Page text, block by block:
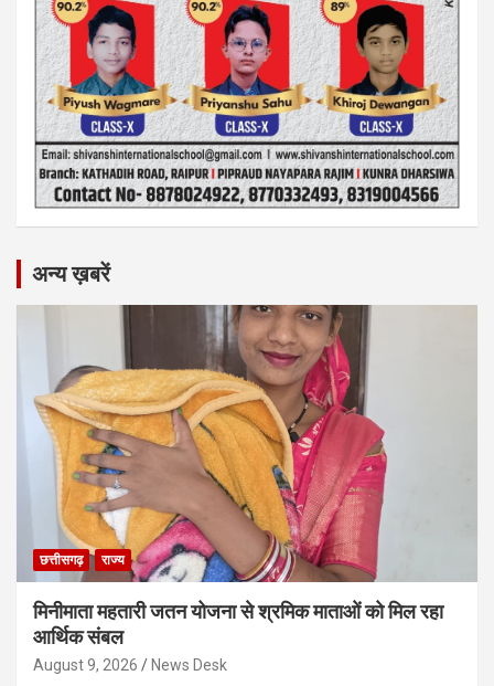
अन्य ख़बरें
छत्तीसगढ़ राज्य
मिनीमाता महतारी जतन योजना से श्रमिक माताओं को मिल रहा
आर्थिक संबल
August 9, 2026 News Desk